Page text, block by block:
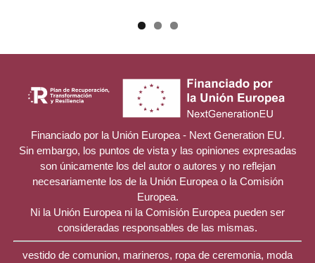
Financiado por la Unión Europea - Next Generation EU.
Sin embargo, los puntos de vista y las opiniones expresadas
son únicamente los del autor o autores y no reflejan
necesariamente los de la Unión Europea o la Comisión
Europea.
Ni la Unión Europea ni la Comisión Europea pueden ser
consideradas responsables de las mismas.
vestido de comunion, marineros, ropa de ceremonia, moda